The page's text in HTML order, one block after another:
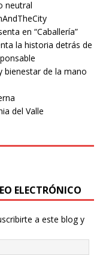
neutral
en “Caballería”
la historia detrás de
bienestar de la mano
del Valle
ELECTRÓNICO
a este blog y